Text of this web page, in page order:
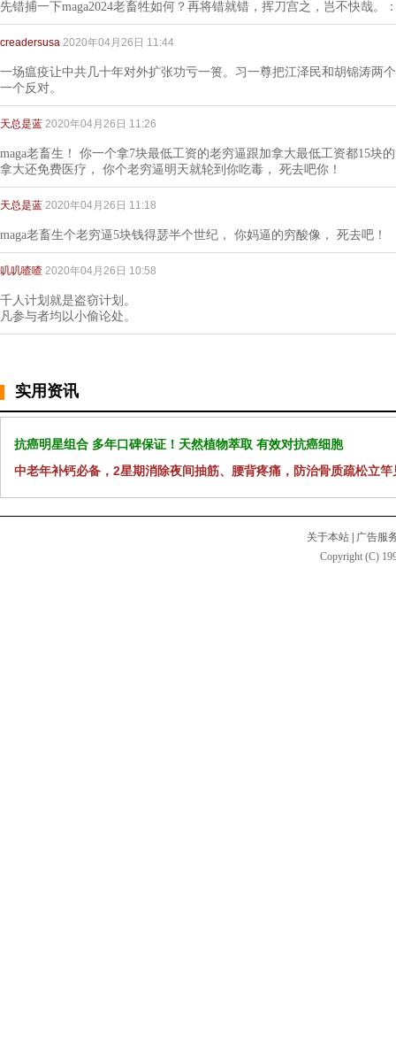
先错捕一下maga2024老畜牲如何？再将错就错，挥刀宫之，岂不快哉。
creadersusa 2020年04月26日 11:44
一场瘟疫让中共几十年对外扩张功亏一篑。习一尊把江泽民和胡锦涛两
一个反对。
天总是蓝 2020年04月26日 11:26
maga老畜生！ 你一个拿7块最低工资的老穷逼跟加拿大最低工资都15块
拿大还免费医疗， 你个老穷逼明天就轮到你吃毒， 死去吧你！
天总是蓝 2020年04月26日 11:18
maga老畜生个老穷逼5块钱得瑟半个世纪， 你妈逼的穷酸像， 死去吧！
叽叽喳喳 2020年04月26日 10:58
千人计划就是盗窃计划。
凡参与者均以小偷论处。
实用资讯
抗癌明星组合 多年口碑保证！天然植物萃取 有效对抗癌细胞
中老年补钙必备，2星期消除夜间抽筋、腰背疼痛，防治骨质疏松立竿
关于本站
广告服
Copyright (C)